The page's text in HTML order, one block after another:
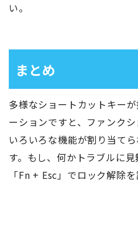
い。
まとめ
多様なショートカットキー
ーションですと、ファンク
いろいろな機能が割り当て
す。もし、何かトラブルに見
「Fn + Esc」でロック解除